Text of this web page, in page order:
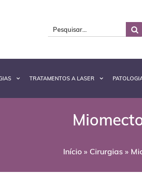
TRATAMENTOS A LASER
Início» Cirurgias»